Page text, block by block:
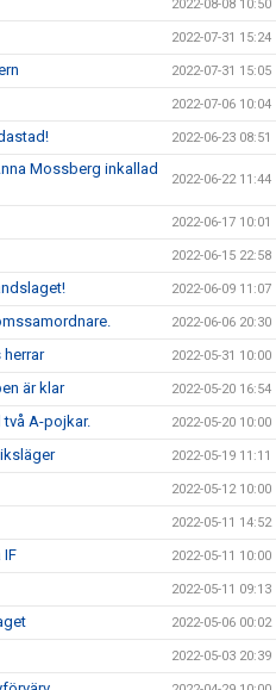
2022-08-08 10:50
2022-07-31 15:24
2022-07-31 15:05
2022-07-06 10:04
2022-06-23 08:51
Mossberg inkallad
2022-06-22 11:44
2022-06-17 10:01
2022-06-15 22:58
2022-06-09 11:07
2022-06-06 20:30
herrar 2022-05-31 10:00
är klar 2022-05-20 16:54
A-pojkar. 2022-05-20 10:00
2022-05-19 11:11
2022-05-12 10:00
2022-05-11 14:52
IF 2022-05-11 10:00
2022-05-11 09:13
2022-05-06 00:02
2022-05-03 20:39